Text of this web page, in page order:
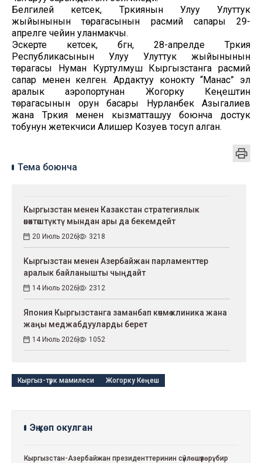
Белгилей кетсек, Түркиянын Улуу Улуттук
жыйынынын төрагасынын расмий сапары 29-
апрелге чейин уланмакчы.
Эскерте кетсек, бүгүн, 28-апрелде Түркия
Республикасынын Улуу Улуттук жыйынынын
төрагасы Нуман Куртулмуш Кыргызстанга расмий
сапар менен келген. Ардактуу конокту “Манас” эл
аралык аэропортунан Жогорку Кеңештин
төрагасынын орун басары Нурланбек Азыгалиев
жана Түркия менен кызматташуу боюнча достук
тобунун жетекчиси Алишер Козуев тосуп алган.
Тема боюнча
Кыргызстан менен Казакстан стратегиялык
өнөктөштүктү мындан ары да бекемдейт
20 Июль 2026 3218
Кыргызстан менен Азербайжан парламенттер
аралык байланышты чыңдайт
14 Июль 2026 2312
Япония Кыргызстанга заманбап көчмө клиника жана
жаңы меджабдууларды берет
14 Июль 2026 1052
Кыргыз-түрк мамилеси Жогорку Кеңеш
Эң көп окулган
Кыргызстан-Азербайжан президенттеринин сүйлөшүүлөрү: бир